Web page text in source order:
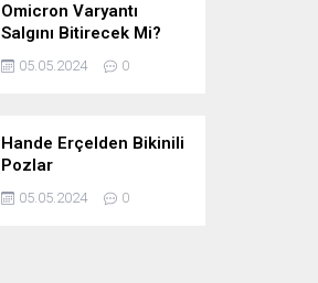
Omicron Varyantı
Salgını Bitirecek Mi?
05.05.2024 0
Hande Erçelden Bikinili
Pozlar
05.05.2024 0